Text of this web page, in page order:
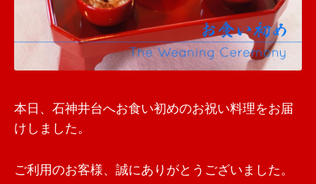
本日、石神井台へお食い初めのお祝い料理をお届
けしました。
ご利用のお客様、誠にありがとうございました。